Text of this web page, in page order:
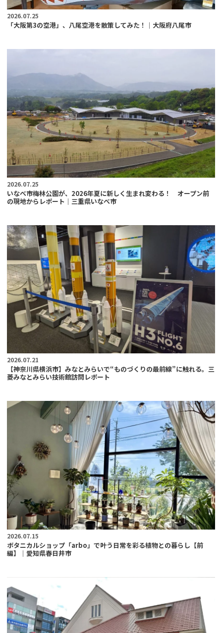
2026.07.25
「大阪第3の空港」、八尾空港を散策してみた！｜大阪府八尾市
2026.07.25
いなべ市梅林公園が、2026年夏に新しく生まれ変わる！ オープン前
の現地からレポート｜三重県いなべ市
2026.07.21
【神奈川県横浜市】みなとみらいで“ものづくりの最前線”に触れる。三
菱みなとみらい技術館訪問レポート
2026.07.15
ボタニカルショップ「arbo」で叶う日常を彩る植物との暮らし【前
編】｜愛知県春日井市